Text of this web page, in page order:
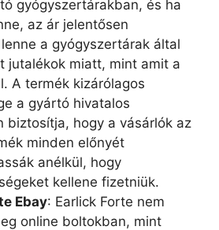
gyógyszertárakban, és ha
az ár jelentősen
a gyógyszertárak által
jutalékok miatt, mint amit a
A termék kizárólagos
a gyártó hivatalos
biztosítja, hogy a vásárlók az
minden előnyét
anélkül, hogy
kellene fizetniük.
Ebay: Earlick Forte nem
online boltokban, mint